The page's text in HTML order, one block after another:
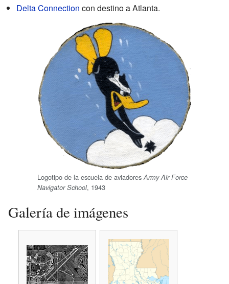
Delta Connection con destino a Atlanta.
Logotipo de la escuela de aviadoresArmy Air Force
Navigator School, 1943
Galería de imágenes